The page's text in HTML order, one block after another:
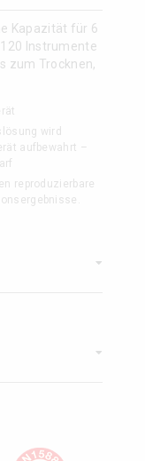
Kapazität für 6
Instrumente
zum Trocknen,
wird
aufbewahrt –
reproduzierbare